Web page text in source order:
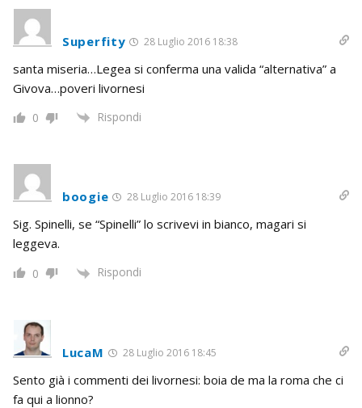
Superfity 28 Luglio 2016 18:38
santa miseria…Legea si conferma una valida “alternativa” a
Givova…poveri livornesi
0 Rispondi
boogie 28 Luglio 2016 18:39
Sig. Spinelli, se “Spinelli” lo scrivevi in bianco, magari si
leggeva.
0 Rispondi
LucaM 28 Luglio 2016 18:45
Sento già i commenti dei livornesi: boia de ma la roma che ci
fa qui a lionno?